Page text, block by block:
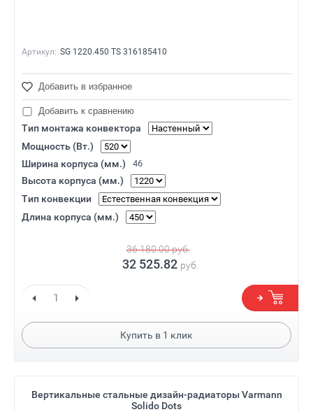
Артикул: SG 1220.450 TS 316185410
Добавить в избранное
Добавить к сравнению
Тип монтажа конвектора
Мощность (Вт.)
Ширина корпуса (мм.)
46
Высота корпуса (мм.)
Тип конвекции
Длина корпуса (мм.)
36 180.00руб.
32 525.82 руб.
Купить в 1 клик
Вертикальные стальные дизайн-радиаторы Varmann
Solido Dots